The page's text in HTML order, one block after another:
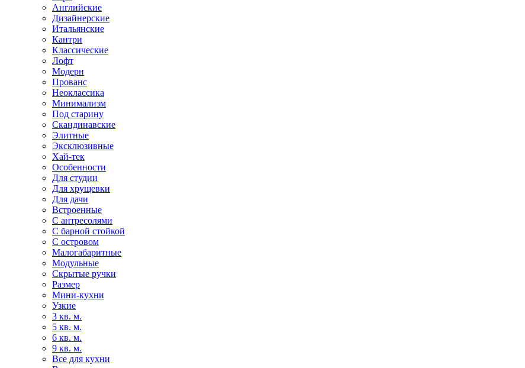
Английские
Дизайнерские
Итальянские
Кантри
Классические
Лофт
Модерн
Прованс
Неоклассика
Минимализм
Под старину
Скандинавские
Элитные
Эксклюзивные
Хай-тек
Особенности
Для студии
Для хрущевки
Для дачи
Встроенные
С антресолями
С барной стойкой
С островом
Малогабаритные
Модульные
Скрытые ручки
Размер
Мини-кухни
Узкие
3 кв. м.
5 кв. м.
6 кв. м.
9 кв. м.
Все для кухни